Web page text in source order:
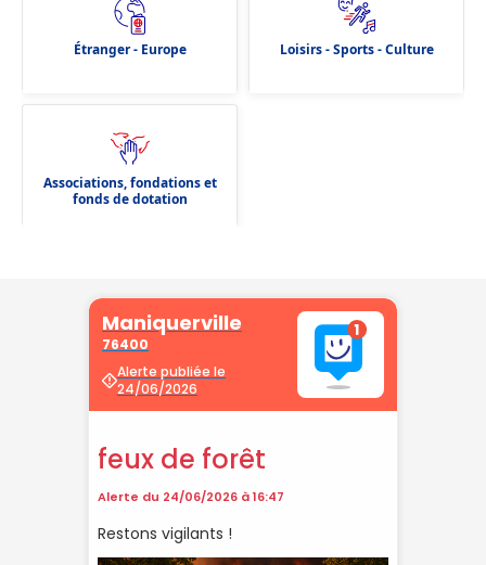
Étranger - Europe Loisirs - Sports - Culture
Associations, fondations et
fonds de dotation